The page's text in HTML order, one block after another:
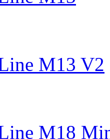
M13 V2
M18